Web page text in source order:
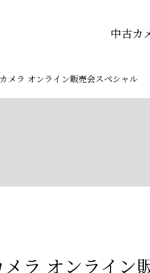
中古カ
メラ オンライン販売会スペシャル
ラ オンライン